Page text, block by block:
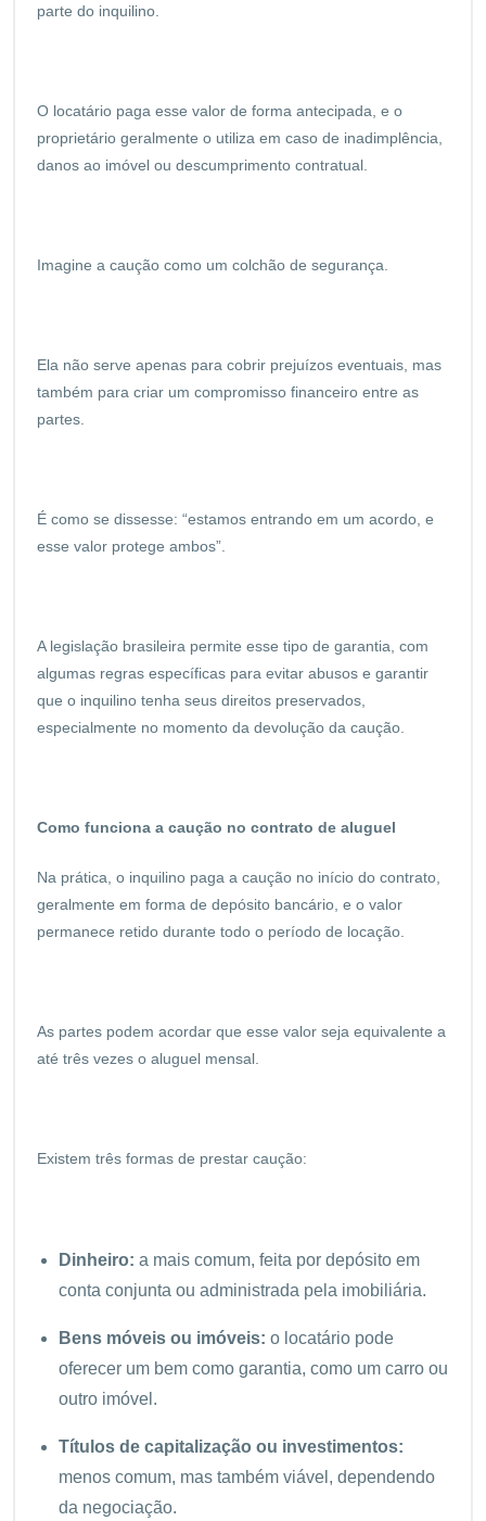
parte do inquilino.
O locatário paga esse valor de forma antecipada, e o
proprietário geralmente o utiliza em caso de inadimplência,
danos ao imóvel ou descumprimento contratual.
Imagine a caução como um colchão de segurança.
Ela não serve apenas para cobrir prejuízos eventuais, mas
também para criar um compromisso financeiro entre as
partes.
É como se dissesse: “estamos entrando em um acordo, e
esse valor protege ambos”.
A legislação brasileira permite esse tipo de garantia, com
algumas regras específicas para evitar abusos e garantir
que o inquilino tenha seus direitos preservados,
especialmente no momento da devolução da caução.
Como funciona a caução no contrato de aluguel
Na prática, o inquilino paga a caução no início do contrato,
geralmente em forma de depósito bancário, e o valor
permanece retido durante todo o período de locação.
As partes podem acordar que esse valor seja equivalente a
até três vezes o aluguel mensal.
Existem três formas de prestar caução:
Dinheiro: a mais comum, feita por depósito em
conta conjunta ou administrada pela imobiliária.
Bens móveis ou imóveis: o locatário pode
oferecer um bem como garantia, como um carro ou
outro imóvel.
Títulos de capitalização ou investimentos:
menos comum, mas também viável, dependendo
da negociação.